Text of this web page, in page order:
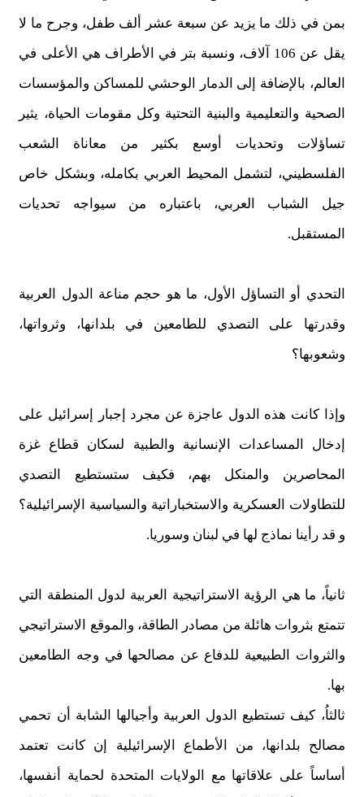
بمن في ذلك ما يزيد عن سبعة عشر ألف طفل، وجرح ما لا
يقل عن 106 آلاف، ونسبة بتر في الأطراف هي الأعلى في
العالم، بالإضافة إلى الدمار الوحشي للمساكن والمؤسسات
الصحية والتعليمية والبنية التحتية وكل مقومات الحياة، يثير
تساؤلات وتحديات أوسع بكثير من معاناة الشعب
الفلسطيني، لتشمل المحيط العربي بكامله، وبشكل خاص
جيل الشباب العربي، باعتباره من سيواجه تحديات
المستقبل.
التحدي أو التساؤل الأول، ما هو حجم مناعة الدول العربية
وقدرتها على التصدي للطامعين في بلدانها، وثرواتها،
وشعوبها؟
وإذا كانت هذه الدول عاجزة عن مجرد إجبار إسرائيل على
إدخال المساعدات الإنسانية والطبية لسكان قطاع غزة
المحاصرين والمنكل بهم، فكيف ستستطيع التصدي
للتطاولات العسكرية والاستخباراتية والسياسية الإسرائيلية؟
و قد رأينا نماذج لها في لبنان وسوريا.
ثانياً، ما هي الرؤية الاستراتيجية العربية لدول المنطقة التي
تتمتع بثروات هائلة من مصادر الطاقة، والموقع الاستراتيجي
والثروات الطبيعية للدفاع عن مصالحها في وجه الطامعين
بها.
ثالثاُ، كيف تستطيع الدول العربية وأجيالها الشابة أن تحمي
مصالح بلدانها، من الأطماع الإسرائيلية إن كانت تعتمد
أساساً على علاقاتها مع الولايات المتحدة لحماية أنفسها،